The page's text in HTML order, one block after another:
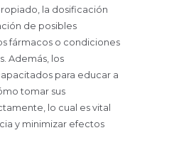
la dosificación
de posibles
fármacos o condiciones
Además, los
para educar a
tomar sus
lo cual es vital
y minimizar efectos